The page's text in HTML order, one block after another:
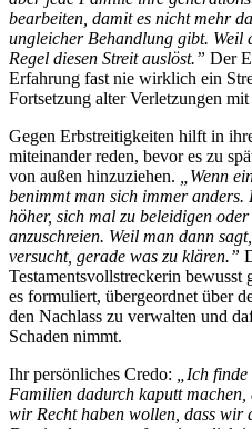
bearbeiten, damit es nicht mehr
ungleicher Behandlung gibt. Weil
Regel diesen Streit auslöst.” Der
Erfahrung fast nie wirklich ein
Fortsetzung alter Verletzungen
Gegen Erbstreitigkeiten hilft in
miteinander reden, bevor es zu
von außen hinzuziehen.
„Wenn
benimmt man sich immer
höher, sich mal zu beleidigen
anzuschreien. Weil man dann
versucht, gerade was zu klären.”
Testamentsvollstreckerin bewusst
es formuliert, übergeordnet über
den Nachlass zu verwalten und
Schaden nimmt.
Ihr persönliches Credo:
„Ich
Familien dadurch kaputt
wir Recht haben wollen, dass wir